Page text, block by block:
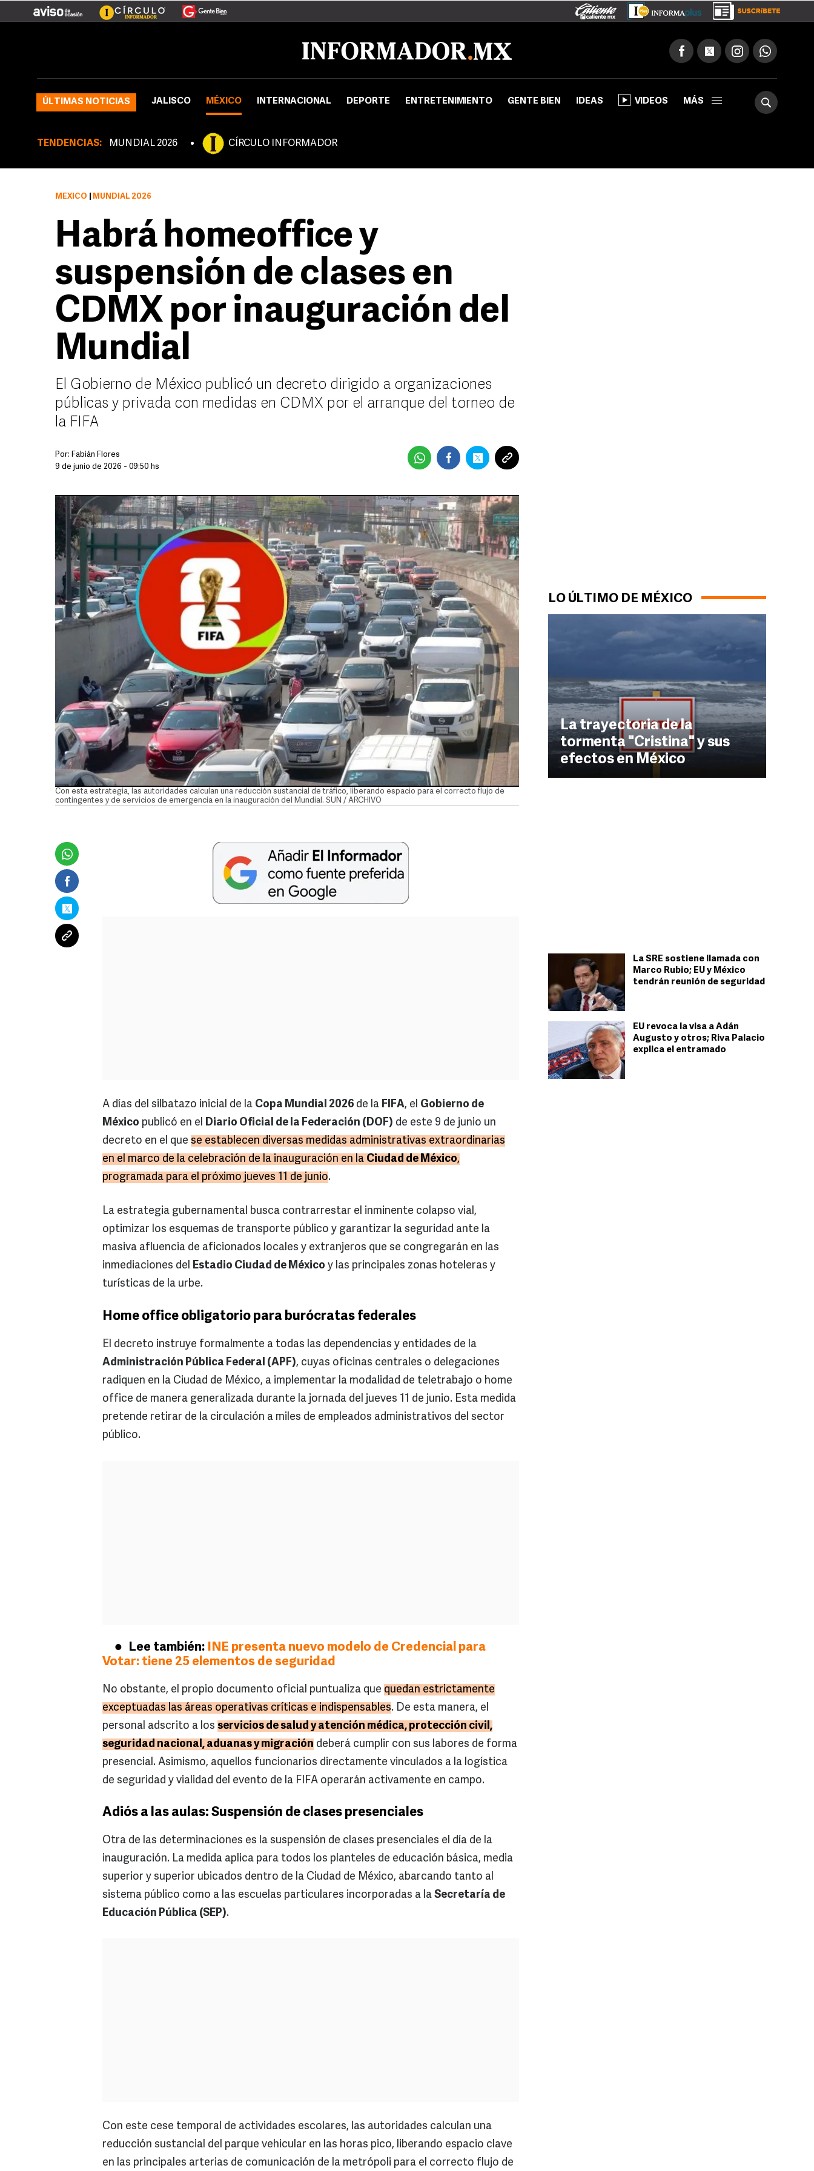
ÚLTIMAS NOTICIAS JALISCO MÉXICO INTERNACIONAL DEPORTE ENTRETENIMIENTO GENTE BIEN IDEAS VIDEOS MÁS
TENDENCIAS: MUNDIAL 2026 CÍRCULO INFORMADOR
LO ÚLTIMO DE MÉXICO
La trayectoria de la
tormenta "Cristina" y sus
efectos en México
La SRE sostiene llamada con
Marco Rubio; EU y México
tendrán reunión de seguridad
EU revoca la visa a Adán
Augusto y otros; Riva Palacio
explica el entramado
MÉXICO MUNDIAL 2026
Habrá homeoffice y
suspensión de clases en
CDMX por inauguración del
Mundial
El Gobierno de México publicó un decreto dirigido a organizaciones
públicas y privada con medidas en CDMX por el arranque del torneo de
la FIFA
Por: Fabián Flores
9 de junio de 2026 - 09:50 hs
Con esta estrategia, las autoridades calculan una reducción sustancial de tráfico, liberando espacio para el correcto flujo de
contingentes y de servicios de emergencia en la inauguración del Mundial. SUN / ARCHIVO
A días del silbatazo inicial de la Copa Mundial 2026 de la FIFA, el Gobierno de
México publicó en el Diario Oficial de la Federación (DOF) de este 9 de junio un
decreto en el que se establecen diversas medidas administrativas extraordinarias
en el marco de la celebración de la inauguración en la Ciudad de México,
programada para el próximo jueves 11 de junio.
La estrategia gubernamental busca contrarrestar el inminente colapso vial,
optimizar los esquemas de transporte público y garantizar la seguridad ante la
masiva afluencia de aficionados locales y extranjeros que se congregarán en las
inmediaciones del Estadio Ciudad de México y las principales zonas hoteleras y
turísticas de la urbe.
Home office obligatorio para burócratas federales
El decreto instruye formalmente a todas las dependencias y entidades de la
Administración Pública Federal (APF), cuyas oficinas centrales o delegaciones
radiquen en la Ciudad de México, a implementar la modalidad de teletrabajo o home
office de manera generalizada durante la jornada del jueves 11 de junio. Esta medida
pretende retirar de la circulación a miles de empleados administrativos del sector
público.
Lee también: INE presenta nuevo modelo de Credencial para
Votar: tiene 25 elementos de seguridad
No obstante, el propio documento oficial puntualiza que quedan estrictamente
exceptuadas las áreas operativas críticas e indispensables. De esta manera, el
personal adscrito a los servicios de salud y atención médica, protección civil,
seguridad nacional, aduanas y migración deberá cumplir con sus labores de forma
presencial. Asimismo, aquellos funcionarios directamente vinculados a la logística
de seguridad y vialidad del evento de la FIFA operarán activamente en campo.
Adiós a las aulas: Suspensión de clases presenciales
Otra de las determinaciones es la suspensión de clases presenciales el día de la
inauguración. La medida aplica para todos los planteles de educación básica, media
superior y superior ubicados dentro de la Ciudad de México, abarcando tanto al
sistema público como a las escuelas particulares incorporadas a la Secretaría de
Educación Pública (SEP).
Con este cese temporal de actividades escolares, las autoridades calculan una
reducción sustancial del parque vehicular en las horas pico, liberando espacio clave
en las principales arterias de comunicación de la metrópoli para el correcto flujo de